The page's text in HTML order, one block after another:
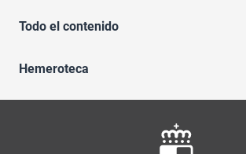
Todo el contenido
Hemeroteca